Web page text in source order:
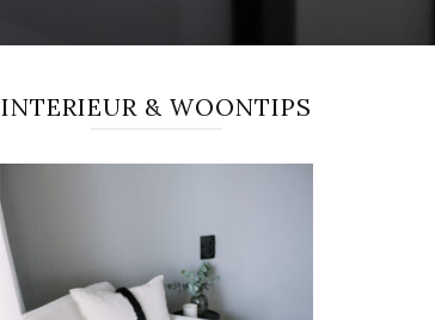
INTERIEUR & WOONTIPS